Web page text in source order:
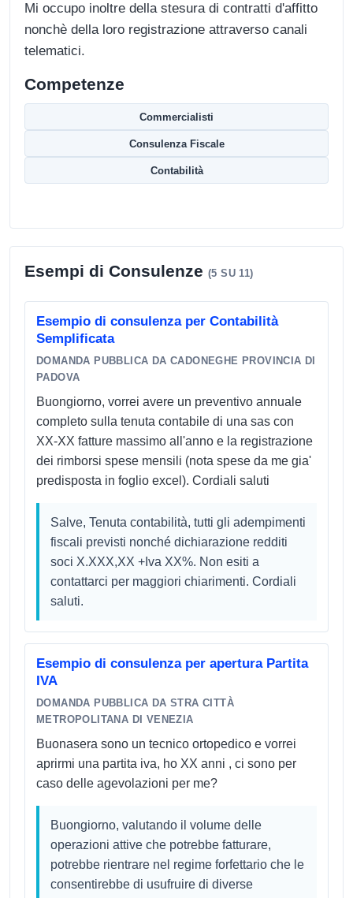
Mi occupo inoltre della stesura di contratti d'affitto
nonchè della loro registrazione attraverso canali
telematici.
Competenze
Commercialisti
Consulenza Fiscale
Contabilità
Esempi di Consulenze (5 SU 11)
Esempio di consulenza per Contabilità
Semplificata
DOMANDA PUBBLICA DA CADONEGHE PROVINCIA DI
PADOVA
Buongiorno, vorrei avere un preventivo annuale
completo sulla tenuta contabile di una sas con
XX-XX fatture massimo all'anno e la registrazione
dei rimborsi spese mensili (nota spese da me gia'
predisposta in foglio excel). Cordiali saluti
Salve, Tenuta contabilità, tutti gli adempimenti
fiscali previsti nonché dichiarazione redditi
soci X.XXX,XX +Iva XX%. Non esiti a
contattarci per maggiori chiarimenti. Cordiali
saluti.
Esempio di consulenza per apertura Partita
IVA
DOMANDA PUBBLICA DA STRA CITTÀ
METROPOLITANA DI VENEZIA
Buonasera sono un tecnico ortopedico e vorrei
aprirmi una partita iva, ho XX anni , ci sono per
caso delle agevolazioni per me?
Buongiorno, valutando il volume delle
operazioni attive che potrebbe fatturare,
potrebbe rientrare nel regime forfettario che le
consentirebbe di usufruire di diverse